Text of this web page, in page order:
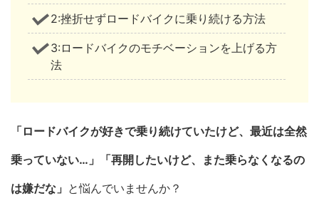
2:挫折せずロードバイクに乗り続ける方法
3:ロードバイクのモチベーションを上げる方
法
「ロードバイクが好きで乗り続けていたけど、最近は全然
乗っていない…」「再開したいけど、また乗らなくなるの
は嫌だな」 と悩んでいませんか？